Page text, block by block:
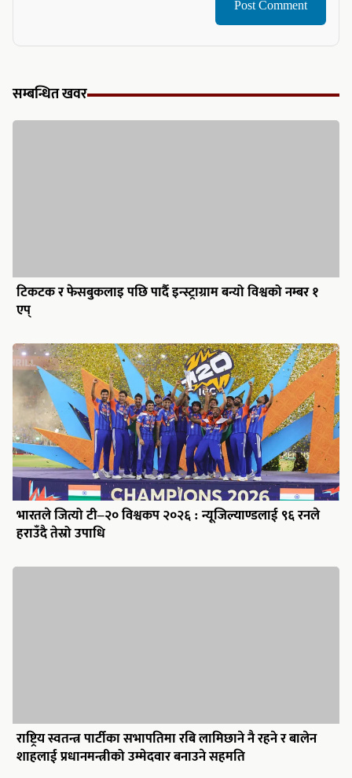
सम्बन्धित खवर
भारतले जित्यो टी–२० विश्वकप २०२६ : न्यूजिल्याण्डलाई ९६ रनले
हराउँदै तेस्रो उपाधि